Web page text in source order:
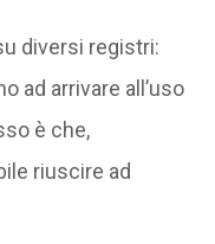
diversi registri:
ad arrivare all’uso
è che,
riuscire ad